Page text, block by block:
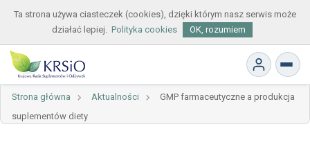
Ta strona używa ciasteczek (cookies), dzięki którym nasz serwis może
działać lepiej. Polityka cookies OK, rozumiem
Strona główna Aktualności
GMP farmaceutyczne a produkcja
suplementów diety